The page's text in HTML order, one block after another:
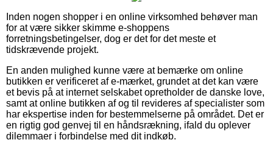
Inden nogen shopper i en online virksomhed behøver man
for at være sikker skimme e-shoppens
forretningsbetingelser, dog er det for det meste et
tidskrævende projekt.
En anden mulighed kunne være at bemærke om online
butikken er verificeret af e-mærket, grundet at det kan være
et bevis på at internet selskabet opretholder de danske love,
samt at online butikken af og til revideres af specialister som
har ekspertise inden for bestemmelserne på området. Det er
en rigtig god genvej til en håndsrækning, ifald du oplever
dilemmaer i forbindelse med dit indkøb.